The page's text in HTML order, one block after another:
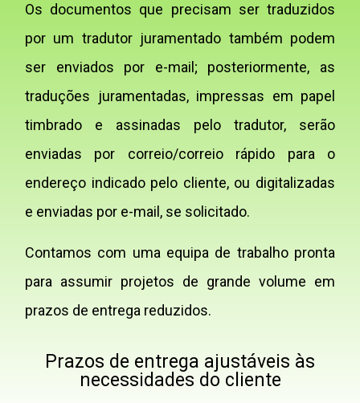
Os documentos que precisam ser traduzidos
por um tradutor juramentado também podem
ser enviados por e-mail; posteriormente, as
traduções juramentadas, impressas em papel
timbrado e assinadas pelo tradutor, serão
enviadas por correio/correio rápido para o
endereço indicado pelo cliente, ou digitalizadas
e enviadas por e-mail, se solicitado.
Contamos com uma equipa de trabalho pronta
para assumir projetos de grande volume em
prazos de entrega reduzidos.
Prazos de entrega ajustáveis às
necessidades do cliente